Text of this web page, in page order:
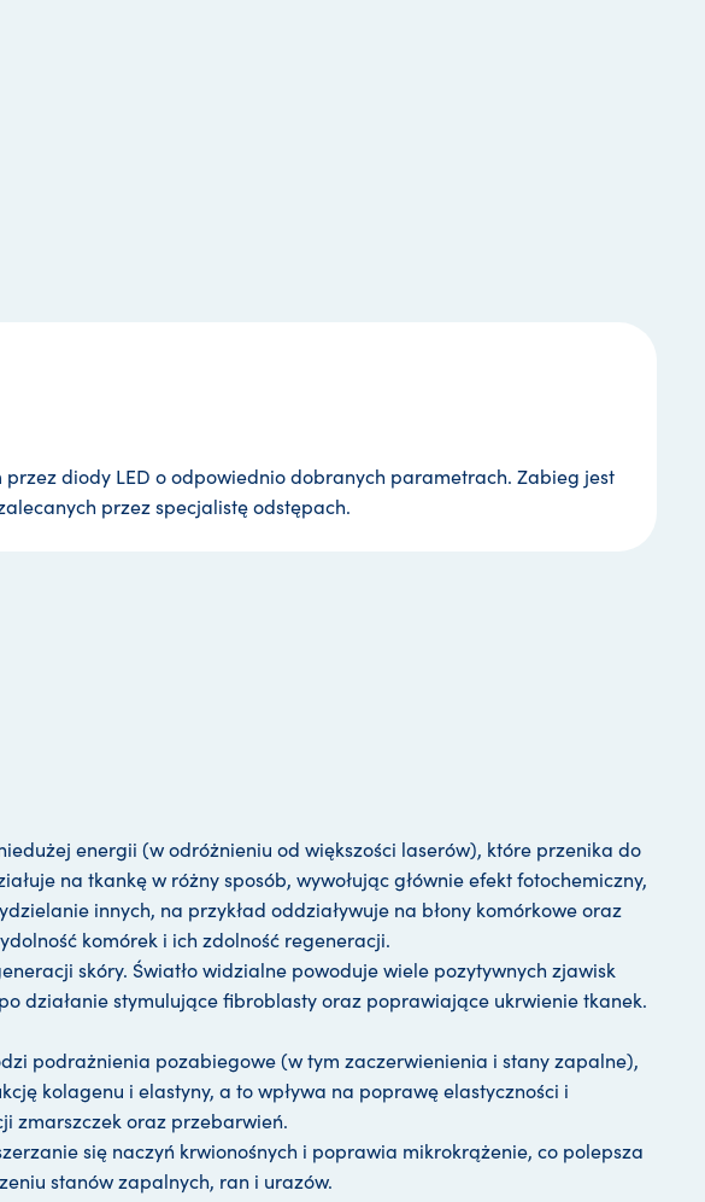
diody LED o odpowiednio dobranych parametrach. Zabieg jest
przez specjalistę odstępach.
energii (w odróżnieniu od większości laserów), które przenika do
na tkankę w różny sposób, wywołując głównie efekt fotochemiczny,
innych, na przykład oddziaływuje na błony komórkowe oraz
komórek i ich zdolność regeneracji.
skóry. Światło widzialne powoduje wiele pozytywnych zjawisk
działanie stymulujące fibroblasty oraz poprawiające ukrwienie tkanek.
podrażnienia pozabiegowe (w tym zaczerwienienia i stany zapalne),
kolagenu i elastyny, a to wpływa na poprawę elastyczności i
zmarszczek oraz przebarwień.
się naczyń krwionośnych i poprawia mikrokrążenie, co polepsza
stanów zapalnych, ran i urazów.